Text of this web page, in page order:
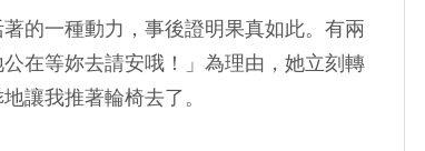
的一種動力，事後證明果真如此。有兩
在等妳去請安哦！」為理由，她立刻轉
讓我推著輪椅去了。